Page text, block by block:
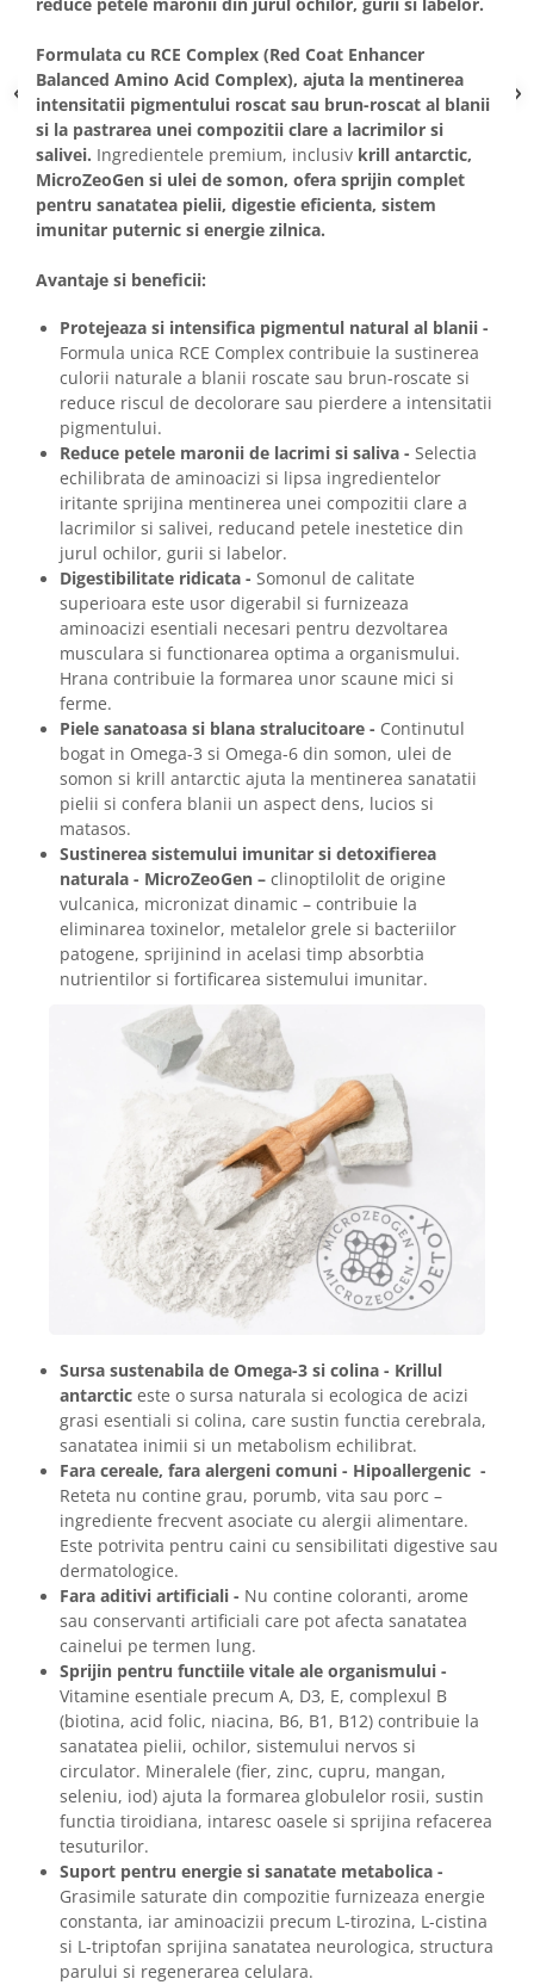
Formulata cu RCE Complex (Red Coat Enhancer
Balanced Amino Acid Complex), ajuta la mentinerea
intensitatii pigmentului roscat sau brun-roscat al blanii
si la pastrarea unei compozitii clare a lacrimilor si
salivei. Ingredientele premium, inclusiv krill antarctic,
MicroZeoGen si ulei de somon, ofera sprijin complet
pentru sanatatea pielii, digestie eficienta, sistem
imunitar puternic si energie zilnica.
Avantaje si beneficii:
Protejeaza si intensifica pigmentul natural al blanii -
Formula unica RCE Complex contribuie la sustinerea
culorii naturale a blanii roscate sau brun-roscate si
reduce riscul de decolorare sau pierdere a intensitatii
pigmentului.
Reduce petele maronii de lacrimi si saliva - Selectia
echilibrata de aminoacizi si lipsa ingredientelor
iritante sprijina mentinerea unei compozitii clare a
lacrimilor si salivei, reducand petele inestetice din
jurul ochilor, gurii si labelor.
Digestibilitate ridicata - Somonul de calitate
superioara este usor digerabil si furnizeaza
aminoacizi esentiali necesari pentru dezvoltarea
musculara si functionarea optima a organismului.
Hrana contribuie la formarea unor scaune mici si
ferme.
Piele sanatoasa si blana stralucitoare - Continutul
bogat in Omega-3 si Omega-6 din somon, ulei de
somon si krill antarctic ajuta la mentinerea sanatatii
pielii si confera blanii un aspect dens, lucios si
matasos.
Sustinerea sistemului imunitar si detoxifierea
naturala - MicroZeoGen – clinoptilolit de origine
vulcanica, micronizat dinamic – contribuie la
eliminarea toxinelor, metalelor grele si bacteriilor
patogene, sprijinind in acelasi timp absorbtia
nutrientilor si fortificarea sistemului imunitar.
Sursa sustenabila de Omega-3 si colina - Krillul
antarctic este o sursa naturala si ecologica de acizi
grasi esentiali si colina, care sustin functia cerebrala,
sanatatea inimii si un metabolism echilibrat.
Fara cereale, fara alergeni comuni - Hipoallergenic -
Reteta nu contine grau, porumb, vita sau porc –
ingrediente frecvent asociate cu alergii alimentare.
Este potrivita pentru caini cu sensibilitati digestive sau
dermatologice.
Fara aditivi artificiali - Nu contine coloranti, arome
sau conservanti artificiali care pot afecta sanatatea
cainelui pe termen lung.
Sprijin pentru functiile vitale ale organismului -
Vitamine esentiale precum A, D3, E, complexul B
(biotina, acid folic, niacina, B6, B1, B12) contribuie la
sanatatea pielii, ochilor, sistemului nervos si
circulator. Mineralele (fier, zinc, cupru, mangan,
seleniu, iod) ajuta la formarea globulelor rosii, sustin
functia tiroidiana, intaresc oasele si sprijina refacerea
tesuturilor.
Suport pentru energie si sanatate metabolica -
Grasimile saturate din compozitie furnizeaza energie
constanta, iar aminoacizii precum L-tirozina, L-cistina
si L-triptofan sprijina sanatatea neurologica, structura
parului si regenerarea celulara.